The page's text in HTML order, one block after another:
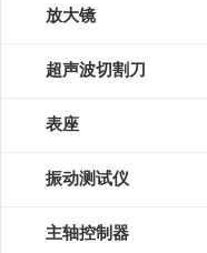
放大镜
超声波切割刀
表座
振动测试仪
主轴控制器